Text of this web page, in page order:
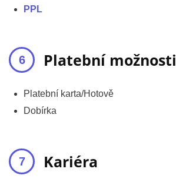
PPL
Platební možnosti
Platební karta/Hotově
Dobírka
Kariéra